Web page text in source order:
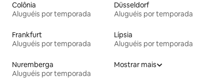
Colônia
Aluguéis por temporada
Düsseldorf
Aluguéis por temporada
Frankfurt
Aluguéis por temporada
Lípsia
Aluguéis por temporada
Nuremberga
Aluguéis por temporada
Mostrar mais